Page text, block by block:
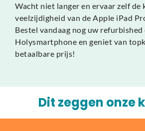
Wacht niet langer en ervaar zelf de
veelzijdigheid van de Apple iPad
Bestel vandaag nog uw
Holysmartphone en geniet van
betaalbare prijs!
Dit zeggen onze